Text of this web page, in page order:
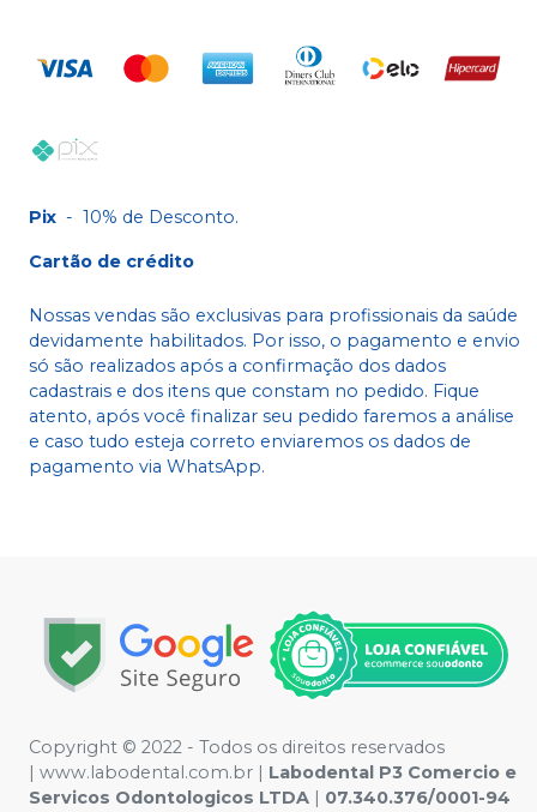
Pix - 10% de Desconto.
Cartão de crédito
Nossas vendas são exclusivas para profissionais da saúde
devidamente habilitados. Por isso, o pagamento e envio
só são realizados após a confirmação dos dados
cadastrais e dos itens que constam no pedido. Fique
atento, após você finalizar seu pedido faremos a análise
e caso tudo esteja correto enviaremos os dados de
pagamento via WhatsApp.
Copyright © 2022 - Todos os direitos reservados
| www.labodental.com.br | Labodental P3 Comercio e
Servicos Odontologicos LTDA | 07.340.376/0001-94